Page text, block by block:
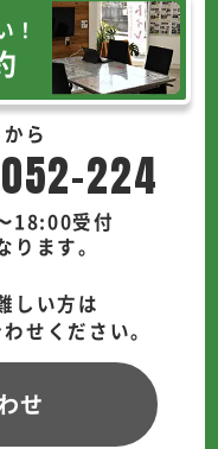
！
ら
224
18:00受付
ます。
しい方は
せください。
せ